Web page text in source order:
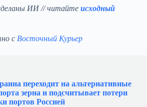
ИИ // читайте исходный
с Восточный Курьер
переходит на альтернативные
зерна и подсчитывает потери
портов Россией